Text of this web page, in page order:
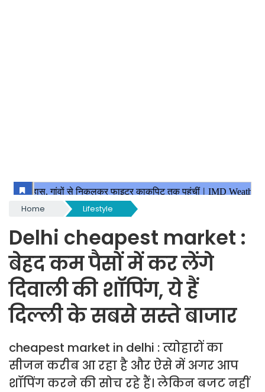
Home Lifestyle
Delhi cheapest market :
बेहद कम पैसों में कर लेंगे
दिवाली की शॉपिंग, ये हैं
दिल्ली के सबसे सस्ते बाजार
cheapest market in delhi : त्योहारों का
सीजन करीब आ रहा है और ऐसे में अगर आप
शॉपिंग करने की सोच रहे हैं। लेकिन बजट नहीं